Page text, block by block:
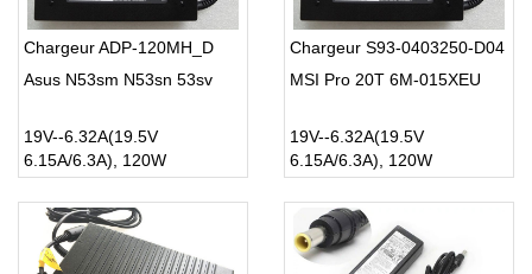
Chargeur ADP-120MH_D
Asus N53sm N53sn 53sv
19V--6.32A(19.5V
6.15A/6.3A), 120W
Chargeur S93-0403250-D04
MSI Pro 20T 6M-015XEU
19V--6.32A(19.5V
6.15A/6.3A), 120W